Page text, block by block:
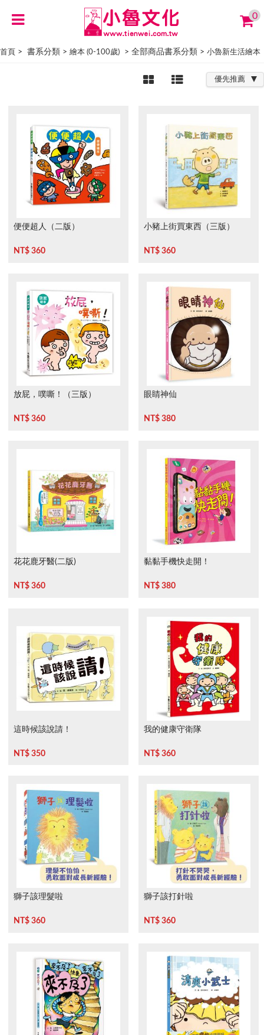
0
首頁 > 書系分類 > 繪本 (0-100歲) > 全部商品書系分類 > 小魯新生活繪本
優先推薦
便便超人（二版）
NT$ 360
小豬上街買東西（三版）
NT$ 360
放屁，噗嘶！（三版）
NT$ 360
眼睛神仙
NT$ 380
花花鹿牙醫(二版)
NT$ 360
黏黏手機快走開！
NT$ 380
這時候該說請！
NT$ 350
我的健康守衛隊
NT$ 360
獅子該理髮啦
NT$ 360
獅子該打針啦
NT$ 360